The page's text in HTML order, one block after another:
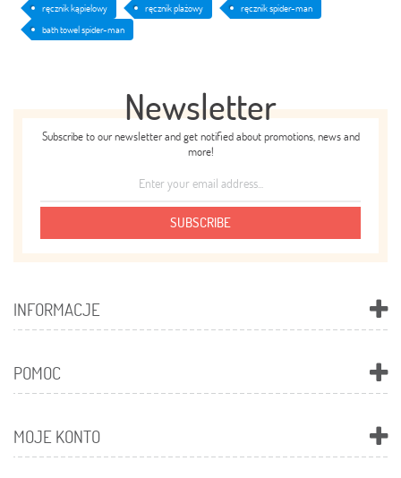
ręcznik kąpielowy ręcznik plażowy
ręcznik spider-man
bath towel spider-man
Newsletter
Subscribe to our newsletter and get notified about promotions, news and
more!
SUBSCRIBE
INFORMACJE
POMOC
MOJE KONTO